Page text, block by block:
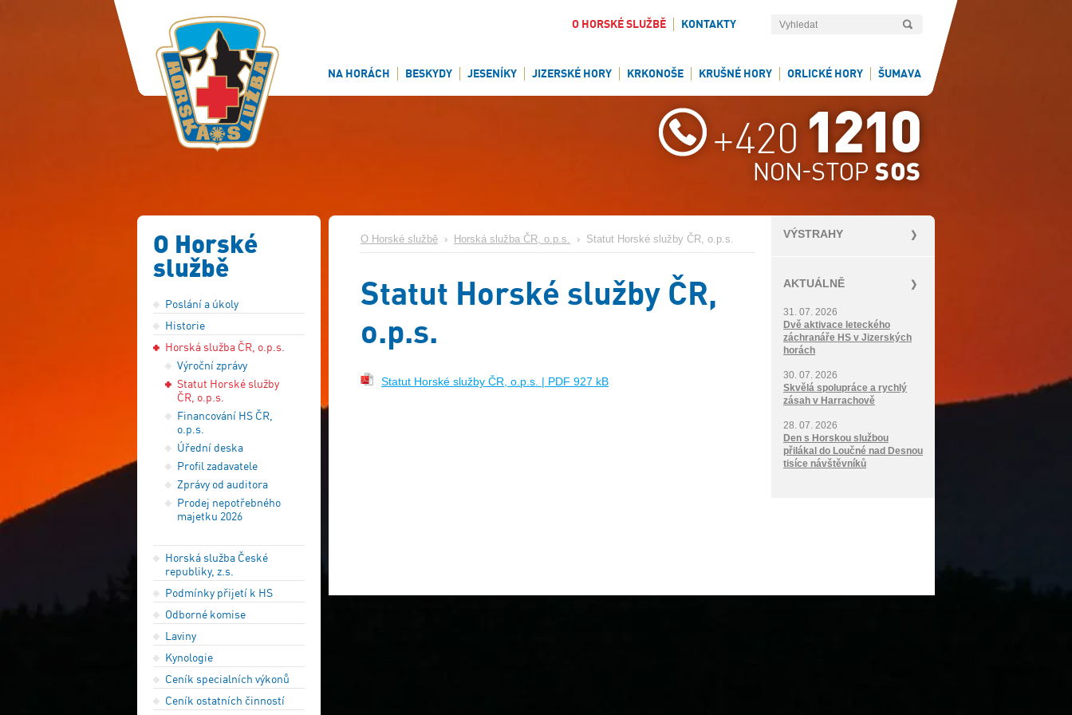
O HORSKÉ SLUŽBĚ KONTAKTY
NA HORÁCH BESKYDY JESENÍKY JIZERSKÉ HORY KRKONOŠE KRUŠNÉ HORY ORLICKÉ HORY ŠUMAVA
O Horské
službě
Poslání a úkoly
Historie
Horská služba ČR, o.p.s.
Výroční zprávy
Statut Horské služby
ČR, o.p.s.
Financování HS ČR,
o.p.s.
Úřední deska
Profil zadavatele
Zprávy od auditora
Prodej nepotřebného
majetku 2026
Horská služba České
republiky, z.s.
Podmínky přijetí k HS
Odborné komise
Laviny
Kynologie
Ceník specialních výkonů
Ceník ostatních činností
VÝSTRAHY
AKTUÁLNĚ
31. 07. 2026
Dvě aktivace leteckého
záchranáře HS v Jizerských
horách
30. 07. 2026
Skvělá spolupráce a rychlý
zásah v Harrachově
28. 07. 2026
Den s Horskou službou
přilákal do Loučné nad Desnou
tisíce návštěvníků
O Horské službě › Horská služba ČR, o.p.s. › Statut Horské služby ČR, o.p.s.
Statut Horské služby ČR,
o.p.s.
Statut Horské služby ČR, o.p.s. | PDF 927 kB